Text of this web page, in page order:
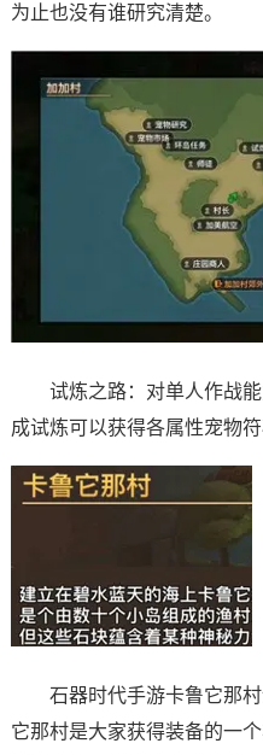
为止也没有谁研究清楚。
试炼之路：对单人作战能
成试炼可以获得各属性宠物
石器时代手游卡鲁它那村
它那村是大家获得装备的一